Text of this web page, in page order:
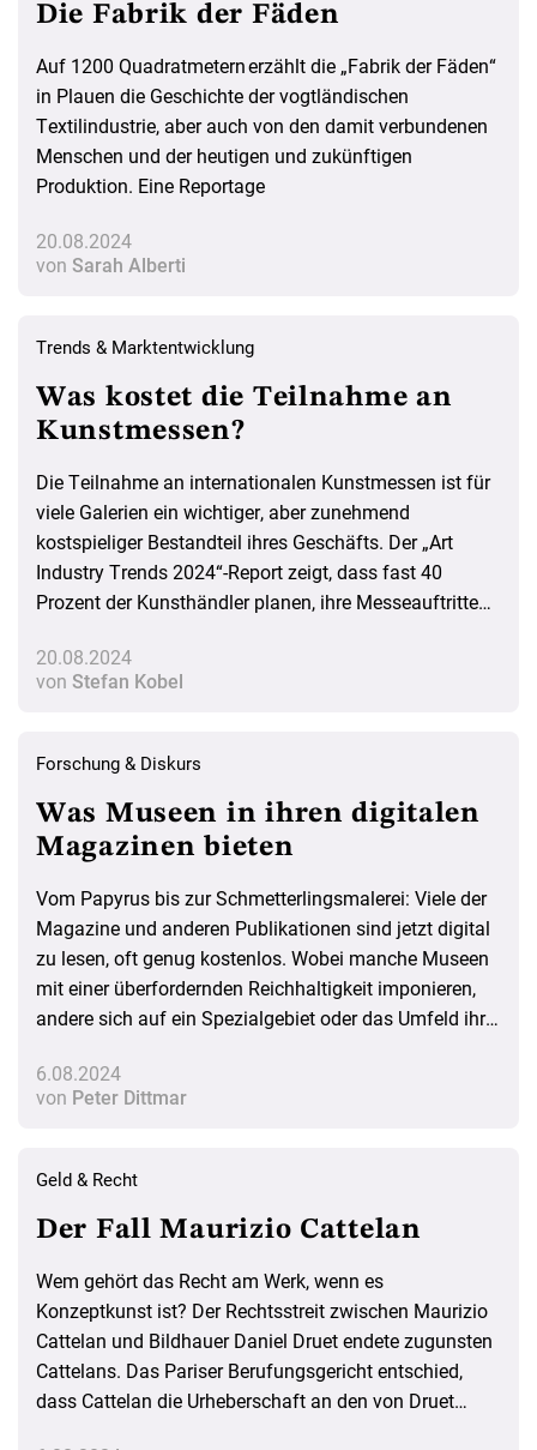
Die Fabrik der Fäden
Auf 1200 Quadratmetern erzählt die „Fabrik der Fäden“
in Plauen die Geschichte der vogtländischen
Textilindustrie, aber auch von den damit verbundenen
Menschen und der heutigen und zukünftigen
Produktion. Eine Reportage
20.08.2024
von Sarah Alberti
Trends & Marktentwicklung
Was kostet die Teilnahme an
Kunstmessen?
Die Teilnahme an internationalen Kunstmessen ist für
viele Galerien ein wichtiger, aber zunehmend
kostspieliger Bestandteil ihres Geschäfts. Der „Art
Industry Trends 2024“-Report zeigt, dass fast 40
Prozent der Kunsthändler planen, ihre Messeauftritte
eine Messeteilnahme tatsächlich, und wie setzen sich
diese Ausgaben zusammen?
20.08.2024
von Stefan Kobel
Forschung & Diskurs
Was Museen in ihren digitalen
Magazinen bieten
Vom Papyrus bis zur Schmetterlingsmalerei: Viele der
Magazine und anderen Publikationen sind jetzt digital
zu lesen, oft genug kostenlos. Wobei manche Museen
mit einer überfordernden Reichhaltigkeit imponieren,
andere sich auf ein Spezialgebiet oder das Umfeld ihrer
6.08.2024
von Peter Dittmar
Geld & Recht
Der Fall Maurizio Cattelan
Wem gehört das Recht am Werk, wenn es
Konzeptkunst ist? Der Rechtsstreit zwischen Maurizio
Cattelan und Bildhauer Daniel Druet endete zugunsten
Cattelans. Das Pariser Berufungsgericht entschied,
dass Cattelan die Urheberschaft an den von Druet